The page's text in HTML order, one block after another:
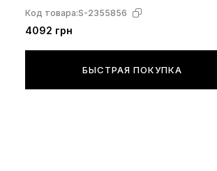
Код товара:S-2355856
4092 грн
БЫСТРАЯ ПОКУПКА